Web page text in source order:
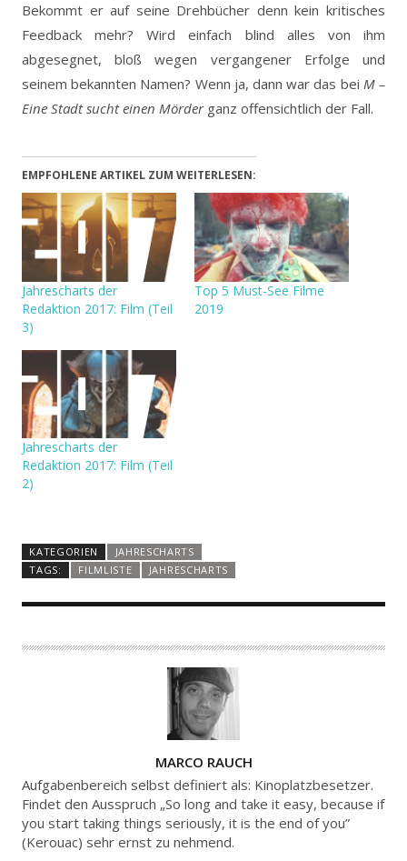
Bekommt er auf seine Drehbücher denn kein kritisches
Feedback mehr? Wird einfach blind alles von ihm
abgesegnet, bloß wegen vergangener Erfolge und
seinem bekannten Namen? Wenn ja, dann war das bei M –
Eine Stadt sucht einen Mörderganz offensichtlich der Fall.
EMPFOHLENE ARTIKEL ZUM WEITERLESEN:
Jahrescharts der
Redaktion 2017: Film (Teil
3)
Top 5 Must-See Filme
2019
Jahrescharts der
Redaktion 2017: Film (Teil
2)
KATEGORIEN
JAHRESCHARTS
TAGS:
FILMLISTE JAHRESCHARTS
U
T
O
R
MARCO RAUCH
Aufgabenbereich selbst definiert als: Kinoplatzbesetzer.
Findet den Ausspruch „So long and take it easy, because if
you start taking things seriously, it is the end of you”
(Kerouac) sehr ernst zu nehmend.